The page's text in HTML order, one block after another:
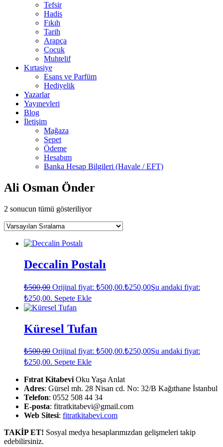
Tefsir
Hadis
Fıkıh
Tarih
Arapça
Çocuk
Muhtelif
Kırtasiye
Esans ve Parfüm
Hediyelik
Yazarlar
Yayınevleri
Blog
İletişim
Mağaza
Sepet
Ödeme
Hesabım
Banka Hesap Bilgileri (Havale / EFT)
Ali Osman Önder
2 sonucun tümü gösteriliyor
Deccalin Postalı
₺500,00 Orijinal fiyat: ₺500,00.₺250,00Şu andaki fiyat:
₺250,00. Sepete Ekle
Küresel Tufan
₺500,00 Orijinal fiyat: ₺500,00.₺250,00Şu andaki fiyat:
₺250,00. Sepete Ekle
Fıtrat KitabeviOku Yaşa Anlat
Adres: Gürsel mh. 28 Nisan cd. No: 32/B Kağıthane İstanbul
Telefon: 0552 508 44 34
E-posta: fitratkitabevi@gmail.com
Web Sitesi: fitratkitabevi.com
TAKİP ET! Sosyal medya hesaplarımızdan gelişmeleri takip
edebilirsiniz.